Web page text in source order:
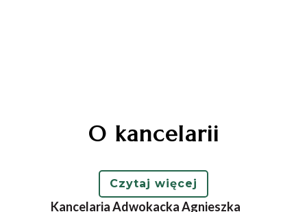
O kancelarii
Czytaj więcej
Kancelaria Adwokacka Agnieszka